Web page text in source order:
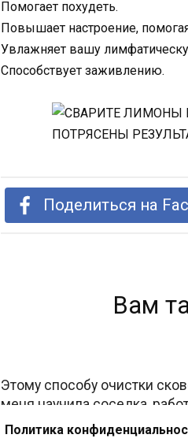
Помогает похудеть.
Повышает настроение,
Увлажняет вашу
Способствует заживлению.
Поделиться на
Вам
Этому способу очистки
меня научила соседка,
столовой.
Политика